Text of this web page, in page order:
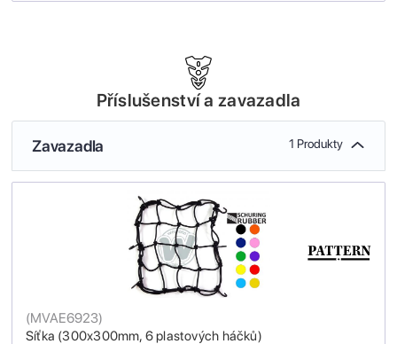
Příslušenství a zavazadla
Zavazadla 1 Produkty
Síťka (300x300mm, 6 plastových háčků)
(MVAE6923)